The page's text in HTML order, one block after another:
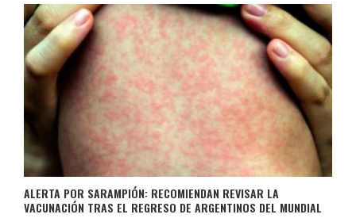
ALERTA POR SARAMPIÓN: RECOMIENDAN REVISAR LA
VACUNACIÓN TRAS EL REGRESO DE ARGENTINOS DEL MUNDIAL